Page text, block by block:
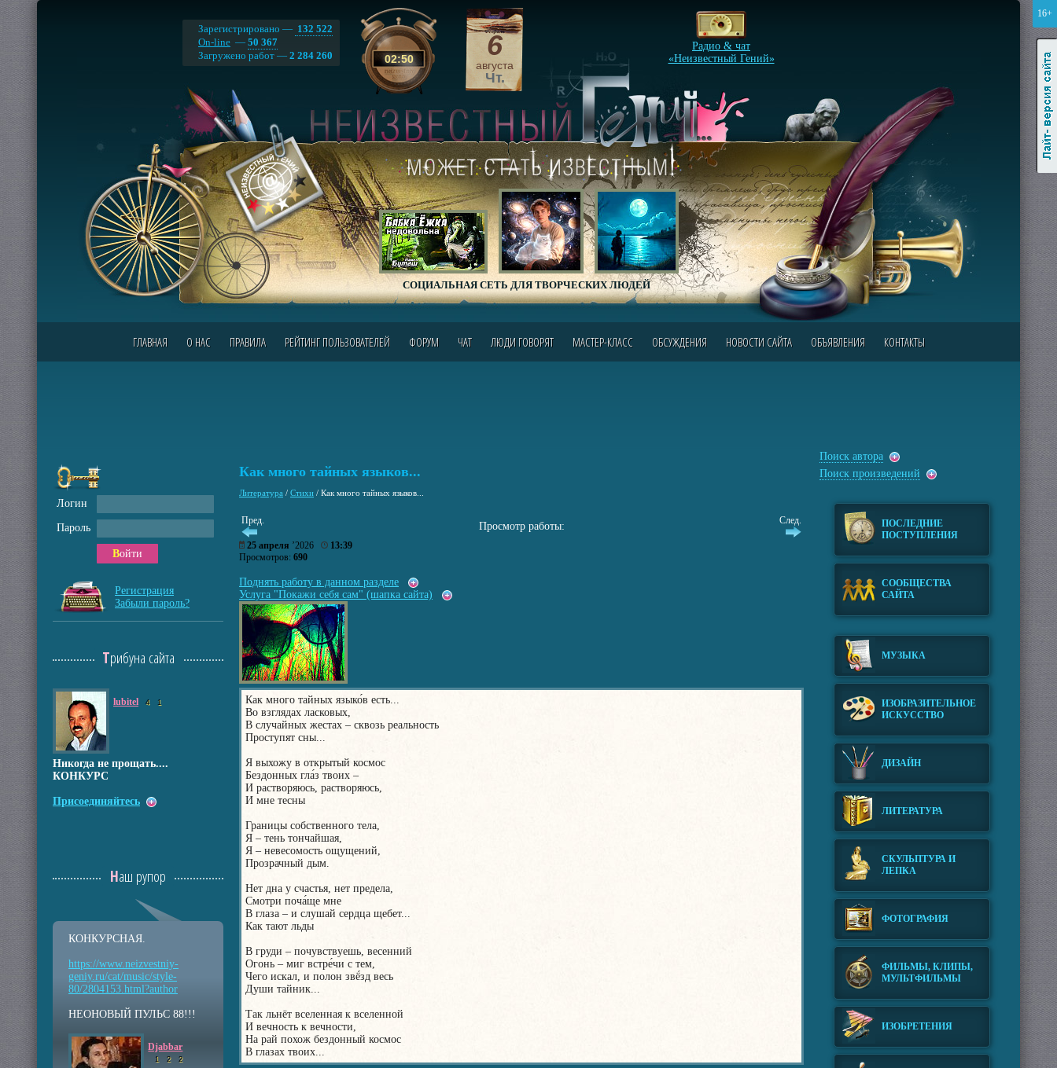
16+
02:50
Зарегистрировано — 132 522
On-line — 50 367
Загружено работ — 2 284 260 6
августа
Чт.
СОЦИАЛЬНАЯ СЕТЬ ДЛЯ ТВОРЧЕСКИХ ЛЮДЕЙ
Радио & чат
«Неизвестный Гений»
ГЛАВНАЯ О НАС ПРАВИЛА РЕЙТИНГ ПОЛЬЗОВАТЕЛЕЙ ФОРУМ ЧАТ ЛЮДИ ГОВОРЯТ МАСТЕР-КЛАСС ОБСУЖДЕНИЯ НОВОСТИ САЙТА ОБЪЯВЛЕНИЯ КОНТАКТЫ
Как много тайных языков...
Литература / Стихи / Как много тайных языков...
Пред. Просмотр работы: След.
25 апреля ’2026
13:39
Просмотров: 690
Поднять работу в данном разделе
Услуга "Покажи себя сам" (шапка сайта)
­Как много тайных языко́в есть...
Во взглядах ласковых,
В случайных жестах – сквозь реальность
Проступят сны...
Я выхожу в открытый космос
Бездонных гла́з твоих –
И растворяюсь, растворяюсь,
И мне тесны
Границы собственного тела,
Я – тень тончайшая,
Я – невесомость ощущений,
Прозрачный дым.
Нет дна у счастья, нет предела,
Смотри поча́ще мне
В глаза – и слушай сердца щебет...
Как тают льды
В груди – почувствуешь, весенний
Огонь – миг встре́чи с тем,
Чего искал, и полон звё́зд весь
Души тайник...
Так льнёт вселенная к вселенной
И вечность к вечности,
На рай похож бездонный космос
В глазах твоих...
Логин
Пароль
Войти
Регистрация
Забыли пароль?
Трибуна сайта
lubitel 4 1
Никогда не прощать....
КОНКУРС
Присоединяйтесь
Наш рупор
КОНКУРСНАЯ.
https://www.neizvestniy-
geniy.ru/cat/music/style-
80/2804153.html?author
НЕОНОВЫЙ ПУЛЬС 88!!!
Djabbar
1 2 2
Поиск автора
Поиск произведений
ПОСЛЕДНИЕ
ПОСТУПЛЕНИЯ
СООБЩЕСТВА
САЙТА
МУЗЫКА
ИЗОБРАЗИТЕЛЬНОЕ
ИСКУССТВО
ДИЗАЙН
ЛИТЕРАТУРА
СКУЛЬПТУРА И
ЛЕПКА
ФОТОГРАФИЯ
ФИЛЬМЫ, КЛИПЫ,
МУЛЬТФИЛЬМЫ
ИЗОБРЕТЕНИЯ